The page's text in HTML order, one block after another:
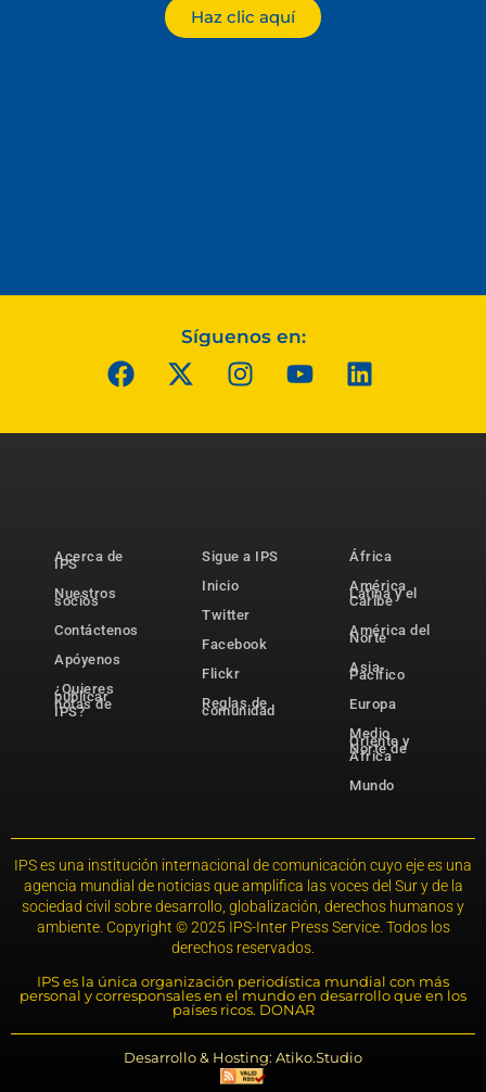
Haz clic aquí
Síguenos en:
Acerca de
IPS
Nuestros
socios
Contáctenos
Apóyenos
¿Quieres
publicar
notas de
IPS?
Sigue a IPS
Inicio
Twitter
Facebook
Flickr
Reglas de
comunidad
África
América
Latina y el
Caribe
América del
Norte
Asia-
Pacífico
Europa
Medio
Oriente y
Norte de
África
Mundo
IPS es una institución internacional de comunicación cuyo eje es una
agencia mundial de noticias que amplifica las voces del Sur y de la
sociedad civil sobre desarrollo, globalización, derechos humanos y
ambiente. Copyright © 2025 IPS-Inter Press Service. Todos los
derechos reservados.
IPS es la única organización periodística mundial con más
personal y corresponsales en el mundo en desarrollo que en los
países ricos. DONAR
Desarrollo & Hosting: Atiko.Studio